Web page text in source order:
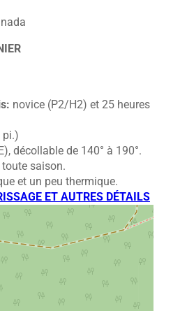
novice (P2/H2) et 25 heures
pi.)
décollable de 140° à 190°.
toute saison.
et un peu thermique.
ET AUTRES DÉTAILS